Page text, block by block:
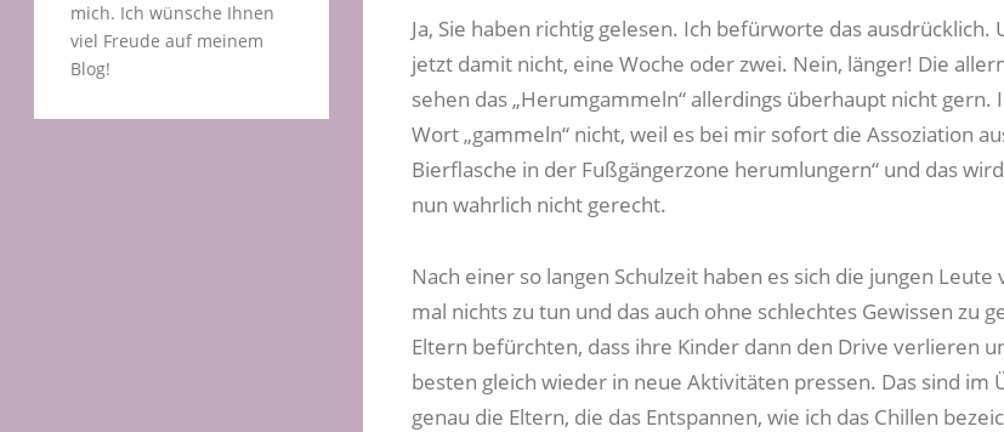
mich. Ich wünsche Ihnen
viel Freude auf meinem
Blog!
Ja, Sie haben richtig gelesen. Ich befürworte das ausdrücklich.
jetzt damit nicht, eine Woche oder zwei. Nein, länger! Die
sehen das „Herumgammeln“ allerdings überhaupt nicht gern.
Wort „gammeln“ nicht, weil es bei mir sofort die Assoziation
Bierflasche in der Fußgängerzone herumlungern“ und das
nun wahrlich nicht gerecht.
Nach einer so langen Schulzeit haben es sich die jungen
mal nichts zu tun und das auch ohne schlechtes Gewissen zu
Eltern befürchten, dass ihre Kinder dann den Drive verlieren
besten gleich wieder in neue Aktivitäten pressen. Das sind im
genau die Eltern, die das Entspannen, wie ich das Chillen